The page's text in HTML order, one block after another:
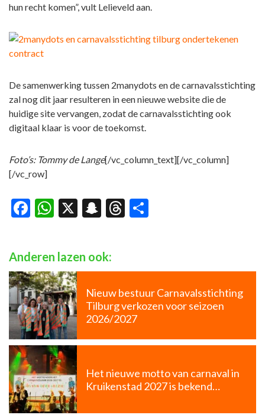
hun recht komen”, vult Lelieveld aan.
De samenwerking tussen 2manydots en de carnavalsstichting
zal nog dit jaar resulteren in een nieuwe website die de
huidige site vervangen, zodat de carnavalsstichting ook
digitaal klaar is voor de toekomst.
Foto’s: Tommy de Lange[/vc_column_text][/vc_column]
[/vc_row]
Facebook
WhatsApp
X Snapchat
Threads
Anderen lazen ook:
Nieuw bestuur Carnavalsstichting
Tilburg verkozen voor seizoen
2026/2027
Het nieuwe motto van carnaval in
Kruikenstad 2027 is bekend…